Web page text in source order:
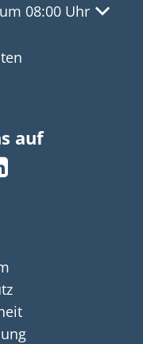
oder
08:00 Uhr
auf